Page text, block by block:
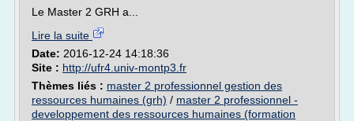
Le Master 2 GRH a...
Lire la suite
Date: 2016-12-24 14:18:36
Site : http://ufr4.univ-montp3.fr
Thèmes liés : master 2 professionnel gestion des
ressources humaines (grh) / master 2 professionnel -
developpement des ressources humaines (formation